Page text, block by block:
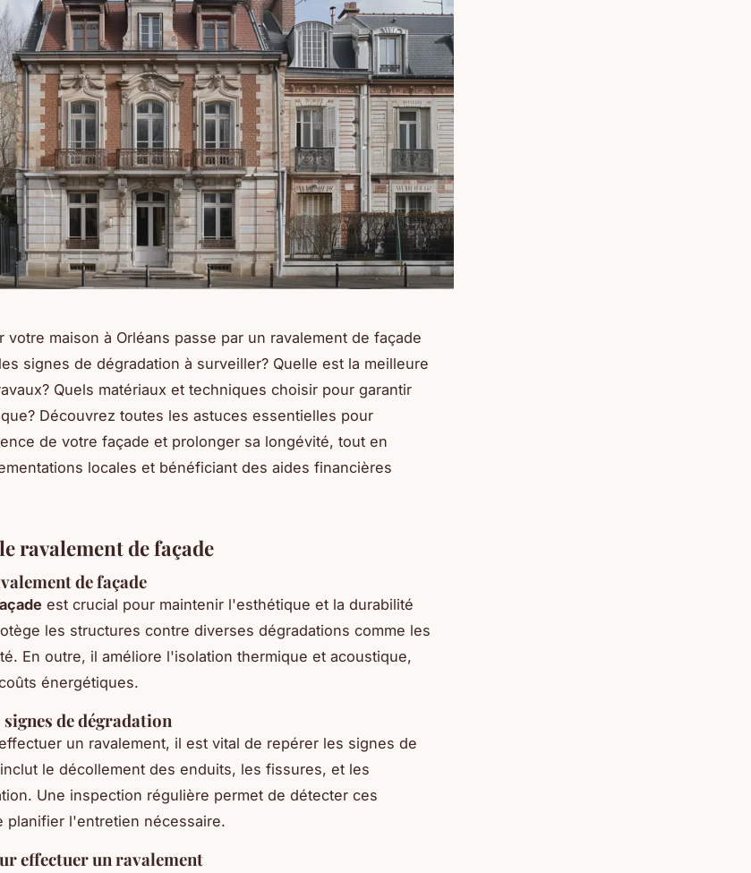
votre maison à Orléans passe par un ravalement de façade
signes de dégradation à surveiller? Quelle est la meilleure
Quels matériaux et techniques choisir pour garantir
Découvrez toutes les astuces essentielles pour
de votre façade et prolonger sa longévité, tout en
locales et bénéficiant des aides financières
ravalement de façade
de façade
est crucial pour maintenir l'esthétique et la durabilité
les structures contre diverses dégradations comme les
En outre, il améliore l'isolation thermique et acoustique,
énergétiques.
de dégradation
un ravalement, il est vital de repérer les signes de
le décollement des enduits, les fissures, et les
Une inspection régulière permet de détecter ces
planifier l'entretien nécessaire.
effectuer un ravalement